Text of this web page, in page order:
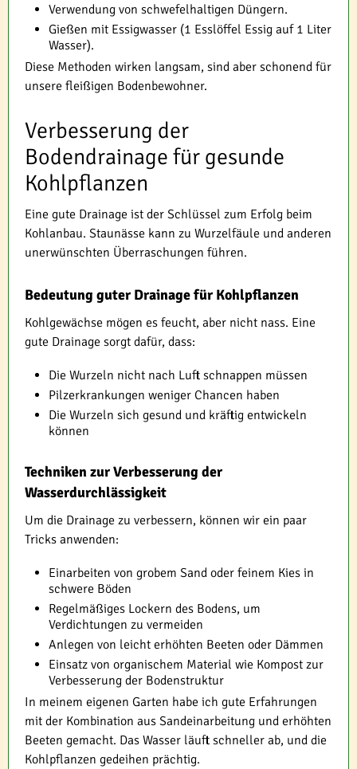
Verwendung von schwefelhaltigen Düngern.
Gießen mit Essigwasser (1 Esslöffel Essig auf 1 Liter
Wasser).
Diese Methoden wirken langsam, sind aber schonend für
unsere fleißigen Bodenbewohner.
Verbesserung der
Bodendrainage für gesunde
Kohlpflanzen
Eine gute Drainage ist der Schlüssel zum Erfolg beim
Kohlanbau. Staunässe kann zu Wurzelfäule und anderen
unerwünschten Überraschungen führen.
Bedeutung guter Drainage für Kohlpflanzen
Kohlgewächse mögen es feucht, aber nicht nass. Eine
gute Drainage sorgt dafür, dass:
Die Wurzeln nicht nach Luft schnappen müssen
Pilzerkrankungen weniger Chancen haben
Die Wurzeln sich gesund und kräftig entwickeln
können
Techniken zur Verbesserung der
Wasserdurchlässigkeit
Um die Drainage zu verbessern, können wir ein paar
Tricks anwenden:
Einarbeiten von grobem Sand oder feinem Kies in
schwere Böden
Regelmäßiges Lockern des Bodens, um
Verdichtungen zu vermeiden
Anlegen von leicht erhöhten Beeten oder Dämmen
Einsatz von organischem Material wie Kompost zur
Verbesserung der Bodenstruktur
In meinem eigenen Garten habe ich gute Erfahrungen
mit der Kombination aus Sandeinarbeitung und erhöhten
Beeten gemacht. Das Wasser läuft schneller ab, und die
Kohlpflanzen gedeihen prächtig.